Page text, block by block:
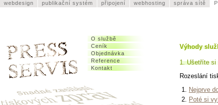
webdesign publikační systém připojení webhosting správa sítě
O službě
Ceník
Objednávka
Reference
Kontakt
Výhody
1. Ušetříte si
Rozeslání
Nejprve
Poté si